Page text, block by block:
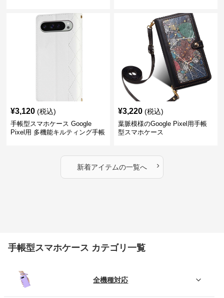
¥3,120 (税込)
手帳型スマホケース Google
Pixel用 多機能キルティング手帳
¥3,220 (税込)
葉脈模様のGoogle Pixel用手帳
型スマホケース
新着アイテムの一覧へ ›
手帳型スマホケース カテゴリ一覧
全機種対応